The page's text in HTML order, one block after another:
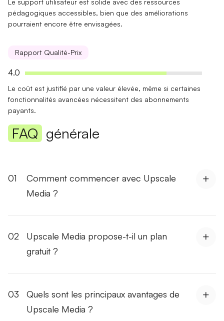
pédagogiques accessibles, bien que des améliorations
pourraient encore être envisagées.
Rapport Qualité-Prix
4.0
Le coût est justifié par unevaleur élevée, même si certaines
fonctionnalités avancées nécessitent des abonnements
payants.
FAQ générale
01
Comment commencer avec Upscale
Media ?
02
Upscale Media propose-t-il un plan
gratuit ?
03
Quels sont les principaux avantages de
Upscale Media ?